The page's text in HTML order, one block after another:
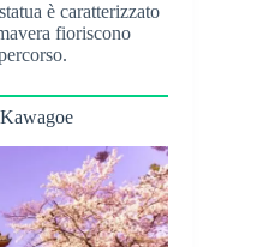
è caratterizzato
fioriscono